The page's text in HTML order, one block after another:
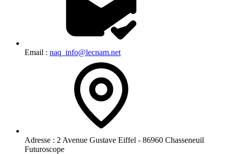
Email : naq_info@lecnam.net
Adresse : 2 Avenue Gustave Eiffel - 86960 Chasseneuil
Futuroscope